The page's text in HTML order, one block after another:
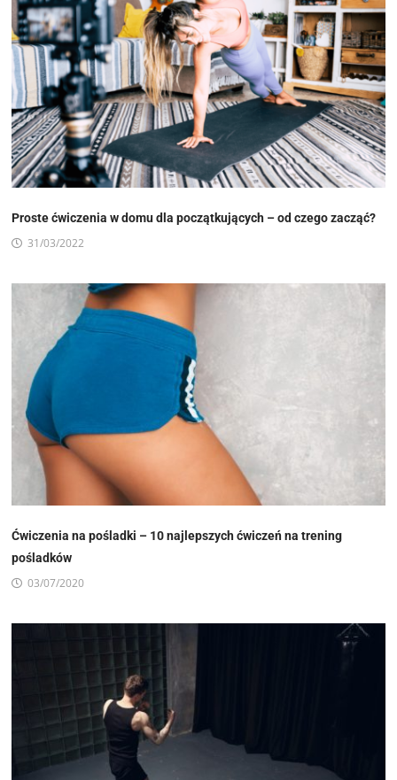
Proste ćwiczenia w domu dla początkujących – od czego zacząć?
31/03/2022
Ćwiczenia na pośladki – 10 najlepszych ćwiczeń na trening
pośladków
03/07/2020